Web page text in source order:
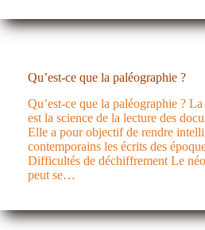
Qu’est-ce que la paléographie ?
Qu’est-ce que la paléographie ?
est la science de la lecture des
Elle a pour objectif de rendre
contemporains les écrits des
Difficultés de déchiffrement Le
peut se…